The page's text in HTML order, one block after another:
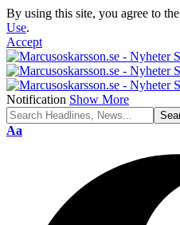
By using this site, you agree to the
Use.
Accept
Notification Show More
Font
Aa